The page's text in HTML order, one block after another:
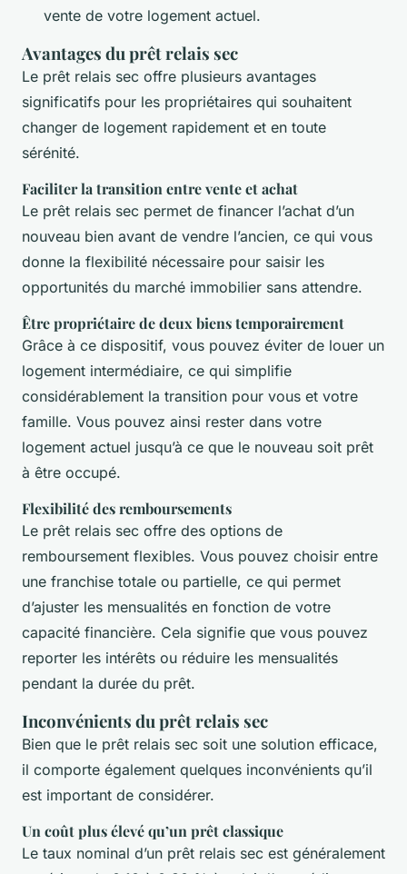
vente de votre logement actuel.
Avantages du prêt relais sec
Le prêt relais sec offre plusieurs avantages
significatifs pour les propriétaires qui souhaitent
changer de logement rapidement et en toute
sérénité.
Faciliter la transition entre vente et achat
Le prêt relais sec permet de financer l’achat d’un
nouveau bien avant de vendre l’ancien, ce qui vous
donne la flexibilité nécessaire pour saisir les
opportunités du marché immobilier sans attendre.
Être propriétaire de deux biens temporairement
Grâce à ce dispositif, vous pouvez éviter de louer un
logement intermédiaire, ce qui simplifie
considérablement la transition pour vous et votre
famille. Vous pouvez ainsi rester dans votre
logement actuel jusqu’à ce que le nouveau soit prêt
à être occupé.
Flexibilité des remboursements
Le prêt relais sec offre des options de
remboursement flexibles. Vous pouvez choisir entre
une franchise totale ou partielle, ce qui permet
d’ajuster les mensualités en fonction de votre
capacité financière. Cela signifie que vous pouvez
reporter les intérêts ou réduire les mensualités
pendant la durée du prêt.
Inconvénients du prêt relais sec
Bien que le prêt relais sec soit une solution efficace,
il comporte également quelques inconvénients qu’il
est important de considérer.
Un coût plus élevé qu’un prêt classique
Le taux nominal d’un prêt relais sec est généralement